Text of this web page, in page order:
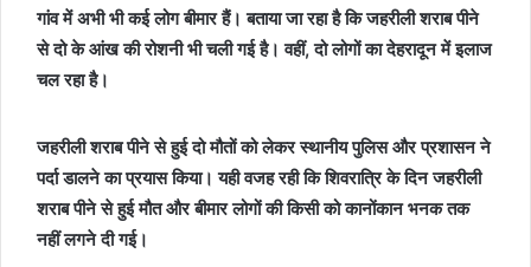
गांव में अभी भी कई लोग बीमार हैं। बताया जा रहा है कि जहरीली शराब पीने
से दो के आंख की रोशनी भी चली गई है। वहीं, दो लोगों का देहरादून में इलाज
चल रहा है।
जहरीली शराब पीने से हुई दो मौतों को लेकर स्थानीय पुलिस और प्रशासन ने
पर्दा डालने का प्रयास किया। यही वजह रही कि शिवरात्रि के दिन जहरीली
शराब पीने से हुई मौत और बीमार लोगों की किसी को कानोंकान भनक तक
नहीं लगने दी गई।